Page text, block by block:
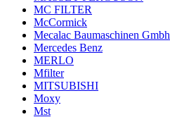
MC FILTER
McCormick
Mecalac Baumaschinen Gmbh
Mercedes Benz
MERLO
Mfilter
MITSUBISHI
Moxy
Mst